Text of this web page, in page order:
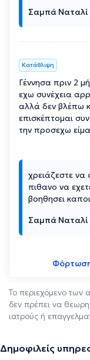
Σαμπά Ναταλί
Κατάθλιψη
Γέννησα πριν 2
εχω συνέχεια
αλλά δεν βλέπω
επισκέπτομαι
την προσεχω
χρειάζεστε να
πιθανο να
βοηθησει
Σαμπά Ναταλί
Το περιεχόμενο των
δεν πρέπει να
ιατρούς ή
Δημοφιλείς